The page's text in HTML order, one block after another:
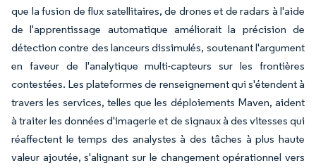
que la fusion de flux satellitaires, de drones et de radars à l'aide
de l'apprentissage automatique améliorait la précision de
détection contre des lanceurs dissimulés, soutenant l'argument
en faveur de l'analytique multi-capteurs sur les frontières
contestées. Les plateformes de renseignement qui s'étendent à
travers les services, telles que les déploiements Maven, aident
à traiter les données d'imagerie et de signaux à des vitesses qui
réaffectent le temps des analystes à des tâches à plus haute
valeur ajoutée, s'alignant sur le changement opérationnel vers